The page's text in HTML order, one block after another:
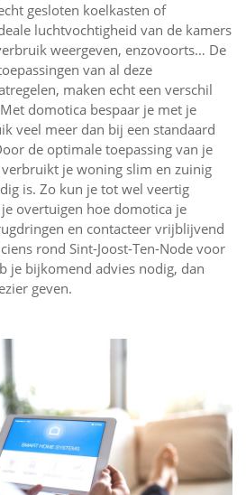
gesloten koelkasten of
luchtvochtigheid van de kamers
weergeven, enzovoorts… De
van al deze
maken echt een verschil
domotica bespaar je met je
veel meer dan bij een standaard
de optimale toepassing van je
je woning slim en zuinig
is. Zo kun je tot wel veertig
overtuigen hoe domotica je
en contacteer vrijblijvend
rond Sint-Joost-Ten-Node voor
je bijkomend advies nodig, dan
geven.